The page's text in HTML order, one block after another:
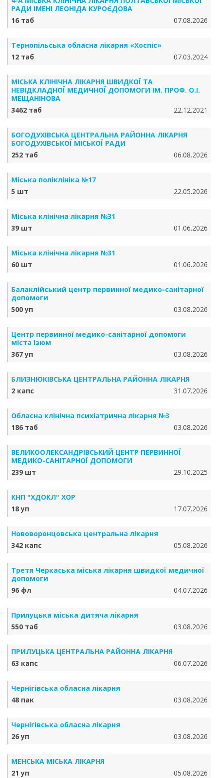
РАДИ ІМЕНІ ЛЕОНІДА КУРОЄДОВА
16 таб
07.08.2026
Тернопільська обласна лікарня «Хоспіс»
12 таб
07.03.2024
МІСЬКА КЛІНІЧНА ЛІКАРНЯ ШВИДКОЇ ТА
НЕВІДКЛАДНОЇ МЕДИЧНОЇ ДОПОМОГИ ІМ. ПРОФ. О.І.
МЕЩАНІНОВА
3462 таб
22.12.2021
БОГОДУХІВСЬКА ЦЕНТРАЛЬНА РАЙОННА ЛІКАРНЯ
БОГОДУХІВСЬКОЇ МІСЬКОЇ РАДИ
252 таб
06.08.2026
Міська поліклініка №17
5 шт
22.05.2026
Міська клінічна лікарня №31
39 шт
01.06.2026
Міська клінічна лікарня №31
60 шт
01.06.2026
Балаклійський центр первинної медико-санітарної
допомоги
500 уп
03.08.2026
Центр первинної медико-санітарної допомоги
міста Ізюм
367 уп
03.08.2026
БЛИЗНЮКІВСЬКА ЦЕНТРАЛЬНА РАЙОННА ЛІКАРНЯ
2 капс
31.07.2026
Обласна клінічна психіатрична лікарня №3
186 таб
03.08.2026
ВЕЛИКООЛЕКСАНДРІВСЬКИЙ ЦЕНТР ПЕРВИННОЇ
МЕДИКО-САНІТАРНОЇ ДОПОМОГИ
239 шт
29.10.2025
КНП "ХДОКЛ" ХОР
18 уп
17.07.2026
Нововоронцовська центральна лікарня
342 капс
05.08.2026
Третя Черкаська міська лікарня швидкої медичної
допомоги
96 фл
04.07.2026
Прилуцька міська дитяча лікарня
550 таб
03.08.2026
ПРИЛУЦЬКА ЦЕНТРАЛЬНА РАЙОННА ЛІКАРНЯ
63 капс
06.07.2026
Чернігівська обласна лікарня
48 пак
03.08.2026
Чернігівська обласна лікарня
26 уп
03.08.2026
МЕНСЬКА МІСЬКА ЛІКАРНЯ
21 уп
05.08.2026